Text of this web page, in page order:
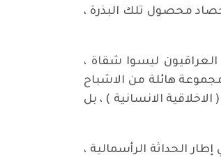
محصول تلك البذرة ،
ليسوا شقاة ،
هائلة من الاشباح
الانسانية ) ، بل
الحداثة الرأسمالية ،